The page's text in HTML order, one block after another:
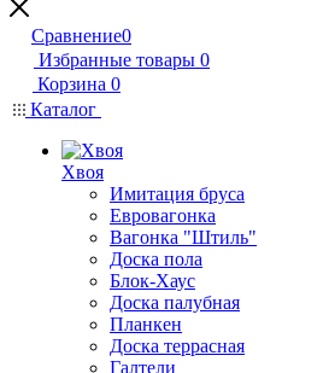
Сравнение0
Избранные товары 0
Корзина 0
Каталог
Хвоя
Имитация бруса
Евровагонка
Вагонка "Штиль"
Доска пола
Блок-Хаус
Доска палубная
Планкен
Доска террасная
Галтели